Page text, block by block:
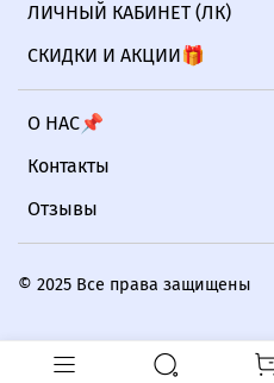
ЛИЧНЫЙ КАБИНЕТ (ЛК)
СКИДКИ И АКЦИИ🎁
О НАС📌
Контакты
Отзывы
© 2025 Все права защищены